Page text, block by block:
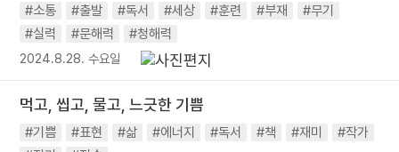
#소통 #출발 #독서 #세상 #훈련 #부재
#무기
#실력
#문해력 #청해력
2024.8.28. 수요일
먹고, 씹고, 물고, 느긋한 기쁨
#기쁨 #표현 #삶 #에너지 #독서 #책 #재미
#작가